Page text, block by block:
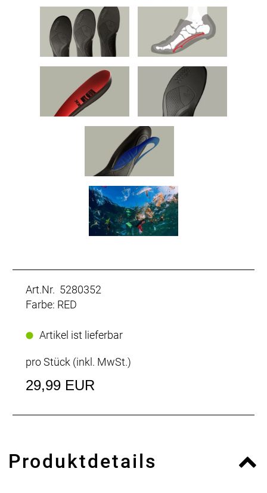
Art.Nr. 5280352
Farbe: RED
Artikel ist lieferbar
pro Stück (inkl. MwSt.)
29,99 EUR
Produktdetails